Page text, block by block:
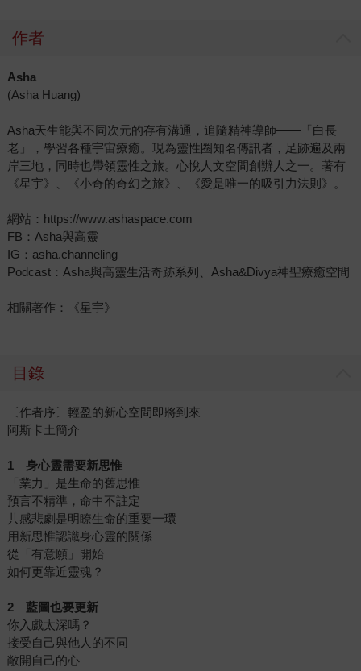
作者
Asha
(Asha Huang)
Asha天生能與不同次元的存有溝通，追隨精神導師——「白長
老」，學習各種宇宙療癒。現為靈性圈知名傳訊者，足跡遍及兩
岸三地，同時也帶領靈性之旅。心悅人文空間創辦人之一。著有
《星宇》、《小奇的奇幻之旅》、《愛是唯一的吸引力法則》。
網站：https://www.ashaspace.com
FB：Asha與高靈
IG：asha.channeling
Podcast：Asha與高靈生活奇跡系列、Asha&Divya神聖療癒空間
相關著作：《星宇》
目錄
〔作者序〕輕盈的新心空間即將到來
阿斯卡土簡介
1身心靈需要新思惟
「業力」是生命的舊思惟
預言不精準，命中不註定
共感悲劇是明瞭生命的重要一環
用新思惟認識身心靈的關係
從「有意願」開始
如何更靠近靈魂？
2藍圖也要更新
你入戲太深嗎？
接受自己與他人的不同
敞開自己的心